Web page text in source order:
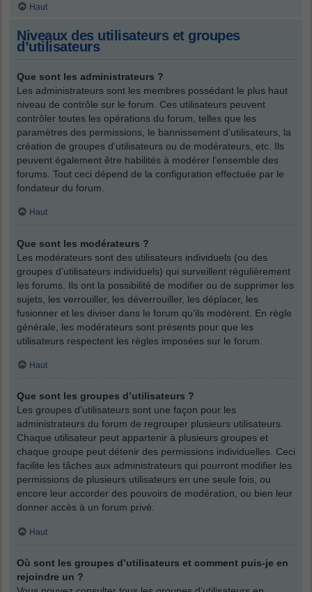
Haut
Niveaux des utilisateurs et groupes
d’utilisateurs
Que sont les administrateurs ?
Les administrateurs sont les membres possédant le plus haut
niveau de contrôle sur le forum. Ces utilisateurs peuvent
contrôler toutes les opérations du forum, telles que les
paramètres des permissions, le bannissement d’utilisateurs, la
création de groupes d’utilisateurs ou de modérateurs, etc. Ils
peuvent également être habilités à modérer l’ensemble des
forums. Tout ceci dépend de la configuration effectuée par le
fondateur du forum.
Haut
Que sont les modérateurs ?
Les modérateurs sont des utilisateurs individuels (ou des
groupes d’utilisateurs individuels) qui surveillent régulièrement
les forums. Ils ont la possibilité de modifier ou de supprimer les
sujets, les verrouiller, les déverrouiller, les déplacer, les
fusionner et les diviser dans le forum qu’ils modèrent. En règle
générale, les modérateurs sont présents pour que les
utilisateurs respectent les règles imposées sur le forum.
Haut
Que sont les groupes d’utilisateurs ?
Les groupes d’utilisateurs sont une façon pour les
administrateurs du forum de regrouper plusieurs utilisateurs.
Chaque utilisateur peut appartenir à plusieurs groupes et
chaque groupe peut détenir des permissions individuelles. Ceci
facilite les tâches aux administrateurs qui pourront modifier les
permissions de plusieurs utilisateurs en une seule fois, ou
encore leur accorder des pouvoirs de modération, ou bien leur
donner accès à un forum privé.
Haut
Où sont les groupes d’utilisateurs et comment puis-je en
rejoindre un ?